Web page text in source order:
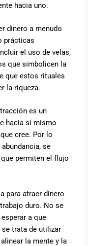
hacia uno.
dinero a menudo
prácticas
el uso de velas,
que simbolicen la
que estos rituales
la riqueza.
es un
hacia sí mismo
cree. Por lo
se
permiten el flujo
para atraer dinero
duro. No se
a que
se trata de utilizar
la mente y la